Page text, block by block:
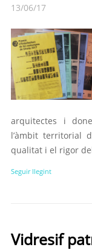
13/06/17
arquitectes i
l’àmbit territorial
qualitat i el rigor
Seguir llegint
Vidresif